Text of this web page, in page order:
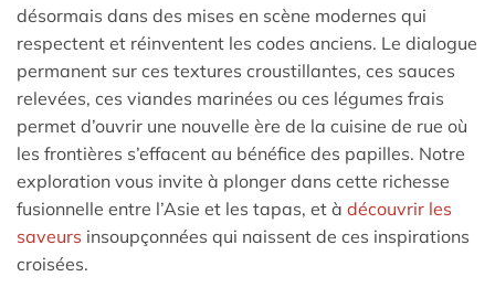
désormais dans des mises en scène modernes qui
respectent et réinventent les codes anciens. Le dialogue
permanent sur ces textures croustillantes, ces sauces
relevées, ces viandes marinées ou ces légumes frais
permet d’ouvrir une nouvelle ère de la cuisine de rue où
les frontières s’effacent au bénéfice des papilles. Notre
exploration vous invite à plonger dans cette richesse
fusionnelle entre l’Asie et les tapas, et à découvrir les
saveurs insoupçonnées qui naissent de ces inspirations
croisées.